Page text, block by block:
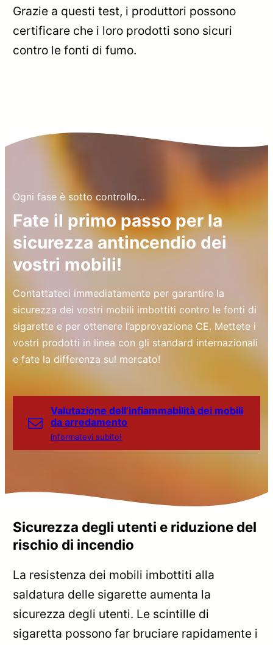
Grazie a questi test, i produttori possono
certificare che i loro prodotti sono sicuri
contro le fonti di fumo.
Ogni fase è sotto controllo…
Fate il primo passo per la
sicurezza antincendio dei
vostri mobili!
Contattateci immediatamente per garantire la
sicurezza dei vostri mobili imbottiti contro le fonti di
sigarette e per ottenere l’approvazione CE. Mettete i
vostri prodotti in linea con gli standard internazionali
e fate la differenza sul mercato!
Valutazione dell’infiammabilità dei mobili
da arredamento
Informatevi subito!
Sicurezza degli utenti e riduzione del
rischio di incendio
La resistenza dei mobili imbottiti alla
saldatura delle sigarette aumenta la
sicurezza degli utenti. Le scintille di
sigaretta possono far bruciare rapidamente i